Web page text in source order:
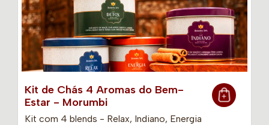
Kit de Chás 4 Aromas do Bem-
Estar - Morumbi
Kit com 4 blends - Relax, Indiano, Energia